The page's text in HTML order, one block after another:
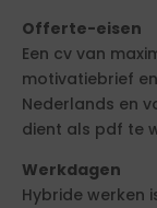
Offerte-eisen
Een cv van
motivatiebrief
Nederlands en
dient als pdf te
Werkdagen
Hybride werken